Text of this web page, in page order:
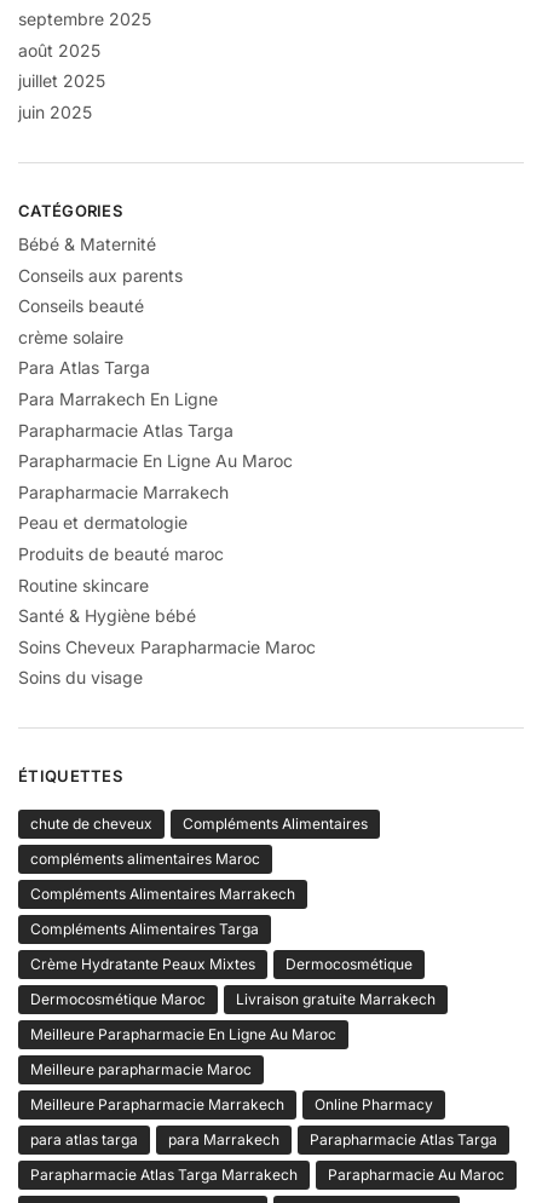
septembre 2025
août 2025
juillet 2025
juin 2025
CATÉGORIES
Bébé & Maternité
Conseils aux parents
Conseils beauté
crème solaire
Para Atlas Targa
Para Marrakech En Ligne
Parapharmacie Atlas Targa
Parapharmacie En Ligne Au Maroc
Parapharmacie Marrakech
Peau et dermatologie
Produits de beauté maroc
Routine skincare
Santé & Hygiène bébé
Soins Cheveux Parapharmacie Maroc
Soins du visage
ÉTIQUETTES
chute de cheveux
Compléments Alimentaires
compléments alimentaires Maroc
Compléments Alimentaires Marrakech
Compléments Alimentaires Targa
Crème Hydratante Peaux Mixtes
Dermocosmétique
Dermocosmétique Maroc
Livraison gratuite Marrakech
Meilleure Parapharmacie En Ligne Au Maroc
Meilleure parapharmacie Maroc
Meilleure Parapharmacie Marrakech
Online Pharmacy
para atlas targa
para Marrakech
Parapharmacie Atlas Targa
Parapharmacie Atlas Targa Marrakech
Parapharmacie Au Maroc